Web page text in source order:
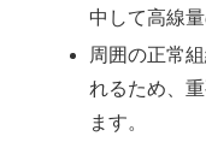
中して高線
周囲の正常
れるため、
ます。